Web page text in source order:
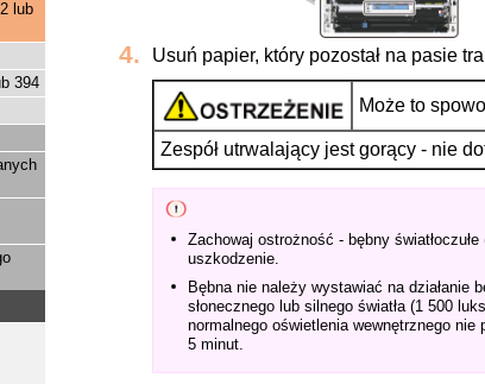
lub
394
Usuń papier, który pozostał na pasie
Może to
Zespół utrwalający jest gorący - nie
Zachowaj ostrożność - bębny
uszkodzenie.
Bębna nie należy wystawiać na działanie
słonecznego lub silnego światła (1 500
normalnego oświetlenia wewnętrznego nie
5 minut.